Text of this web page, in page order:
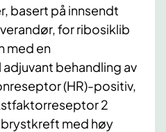
basert på innsendt
for ribosiklib
med en
behandling av
(HR)-positiv,
2
med høy